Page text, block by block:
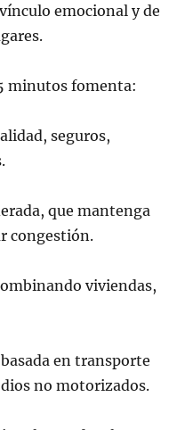
emocional y de
minutos fomenta:
seguros,
que mantenga
congestión.
viviendas,
en transporte
no motorizados.